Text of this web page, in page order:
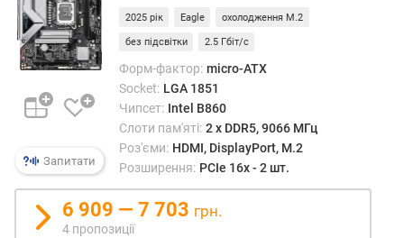
Г
ц
)
а
к
и
м
л
Запитати
2025 рік Eagle охолодження M.2
без підсвітки 2.5 Гбіт/с
Форм-фактор: micro-ATX
Socket: LGA 1851
Чипсет: Intel B860
Слоти пам'яті: 2 х DDR5, 9066 МГц
Роз'єми: HDMI, DisplayPort, M.2
Розширення: PCIe 16x - 2 шт.
6 909 — 7 703 грн.
4 пропозиції